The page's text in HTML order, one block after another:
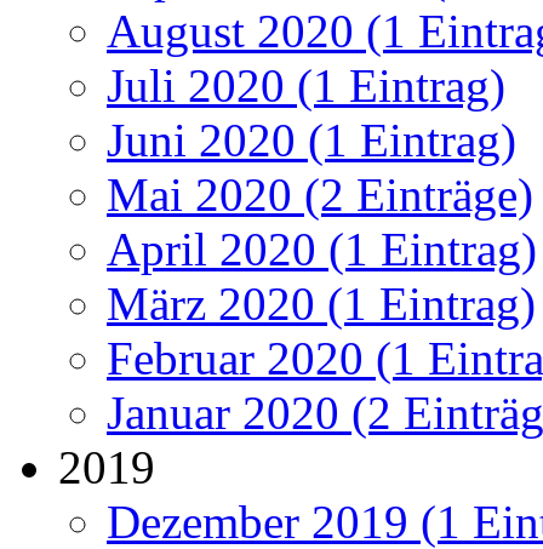
August 2020 (1
Juli 2020 (1 Eintrag)
Juni 2020 (1 Eintrag)
Mai 2020 (2 Einträge)
April 2020 (1 Eintrag)
März 2020 (1 Eintrag)
Februar 2020 (1
Januar 2020 (2
2019
Dezember 2019 (1